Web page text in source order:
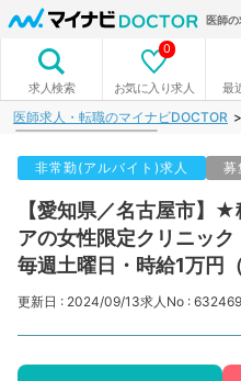
医師
求人検索 お気に入り求人
0
最
医師求人・転職のマイナビDOCTOR
非常勤(アルバイト)求人 募
【愛知県／名古屋市】
アの女性限定クリニッ
毎週土曜日・時給1万円
更新日 : 2024/09/13求人No : 632469